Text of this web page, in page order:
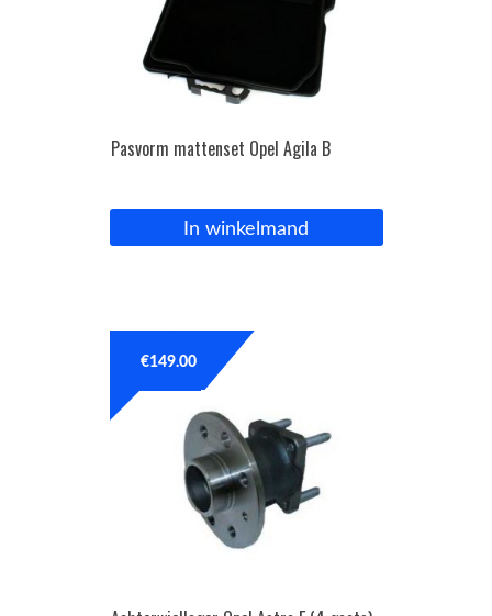
Pasvorm mattenset Opel Agila B
In winkelmand
€149.00